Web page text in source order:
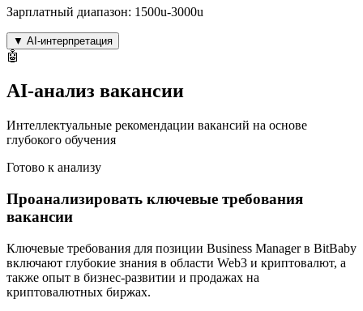
Зарплатный диапазон: 1500u-3000u
▼ AI-интерпретация
🤖
AI-анализ вакансии
Интеллектуальные рекомендации вакансий на основе
глубокого обучения
Готово к анализу
Проанализировать ключевые требования
вакансии
Ключевые требования для позиции Business Manager в BitBaby
включают глубокие знания в области Web3 и криптовалют, а
также опыт в бизнес-развитии и продажах на
криптовалютных биржах.